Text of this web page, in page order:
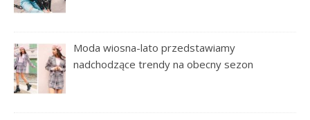
Moda wiosna-lato przedstawiamy
nadchodzące trendy na obecny sezon